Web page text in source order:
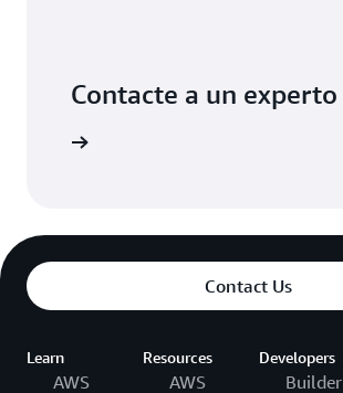
Contacte a un experto
Contact Us
Learn
AWS
Resources
AWS
Developers
Builder